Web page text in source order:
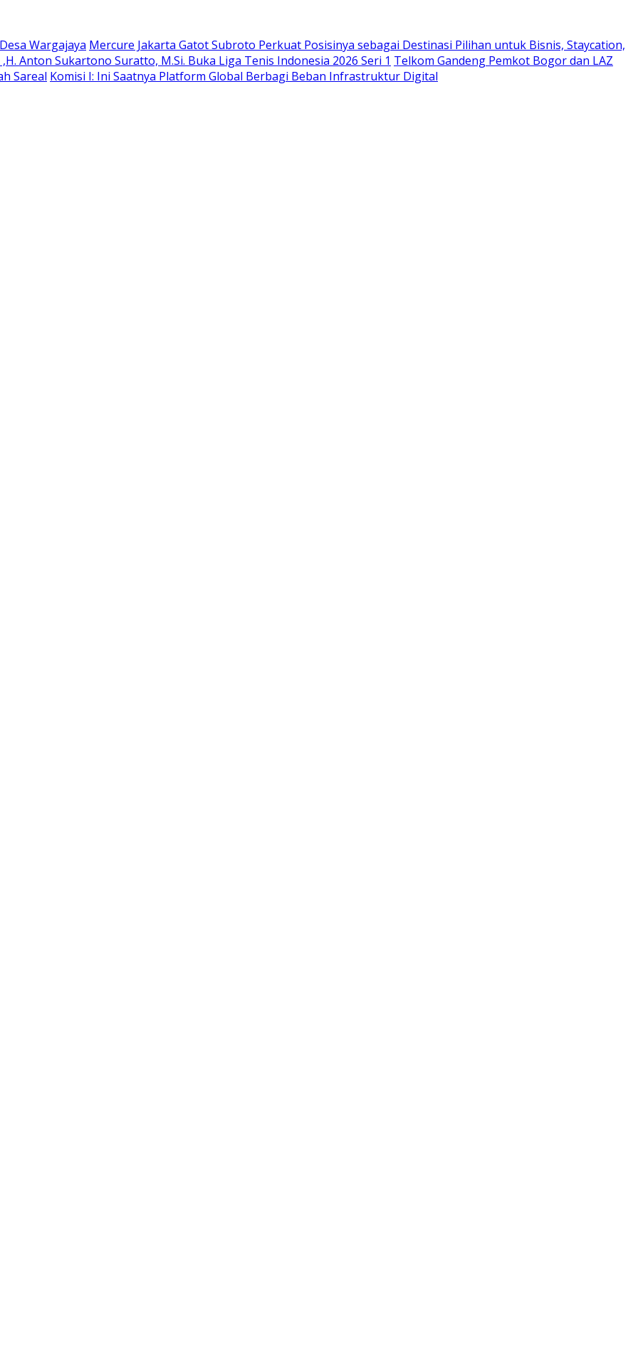
Wargajaya Mercure Jakarta Gatot Subroto Perkuat Posisinya sebagai Destinasi Pilihan untuk Bisnis, Staycation,
Anton Sukartono Suratto, M.Si. Buka Liga Tenis Indonesia 2026 Seri 1 Telkom Gandeng Pemkot Bogor dan LAZ
Sareal Komisi I: Ini Saatnya Platform Global Berbagi Beban Infrastruktur Digital